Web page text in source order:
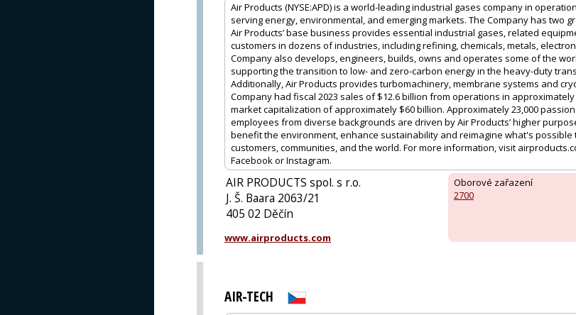
Air Products (NYSE:APD) is a world-leading industrial gases company in
serving energy, environmental, and emerging markets. The Company has two
Air Products’ base business provides essential industrial gases, related
customers in dozens of industries, including refining, chemicals, metals,
Company also develops, engineers, builds, owns and operates some of the
supporting the transition to low- and zero-carbon energy in the heavy-duty
Additionally, Air Products provides turbomachinery, membrane systems and
Company had fiscal 2023 sales of $12.6 billion from operations in
market capitalization of approximately $60 billion. Approximately 23,000
employees from diverse backgrounds are driven by Air Products’ higher
benefit the environment, enhance sustainability and reimagine what's
customers, communities, and the world. For more information, visit
Facebook or Instagram.
Oborové zařazení
2700
AIR PRODUCTS spol. s r.o.
J. Š. Baara 2063/21
405 02 Děčín
www.airproducts.com
AIR-TECH